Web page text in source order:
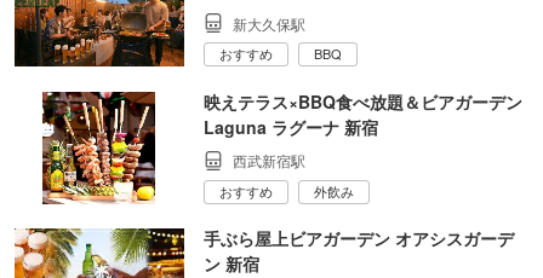
新大久保駅
おすすめ BBQ
映えテラス×BBQ食べ放題＆ビアガーデン
Laguna ラグーナ 新宿
西武新宿駅
おすすめ 外飲み
手ぶら屋上ビアガーデン オアシスガーデ
ン 新宿